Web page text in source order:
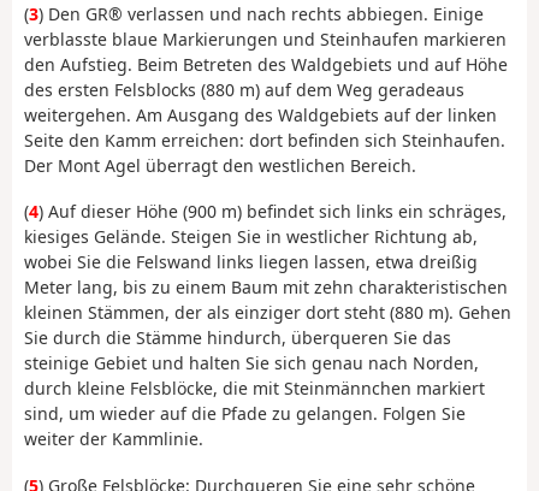
(3) Den GR® verlassen und nach rechts abbiegen. Einige
verblasste blaue Markierungen und Steinhaufen markieren
den Aufstieg. Beim Betreten des Waldgebiets und auf Höhe
des ersten Felsblocks (880 m) auf dem Weg geradeaus
weitergehen. Am Ausgang des Waldgebiets auf der linken
Seite den Kamm erreichen: dort befinden sich Steinhaufen.
Der Mont Agel überragt den westlichen Bereich.
(4) Auf dieser Höhe (900 m) befindet sich links ein schräges,
kiesiges Gelände. Steigen Sie in westlicher Richtung ab,
wobei Sie die Felswand links liegen lassen, etwa dreißig
Meter lang, bis zu einem Baum mit zehn charakteristischen
kleinen Stämmen, der als einziger dort steht (880 m). Gehen
Sie durch die Stämme hindurch, überqueren Sie das
steinige Gebiet und halten Sie sich genau nach Norden,
durch kleine Felsblöcke, die mit Steinmännchen markiert
sind, um wieder auf die Pfade zu gelangen. Folgen Sie
weiter der Kammlinie.
(5) Große Felsblöcke: Durchqueren Sie eine sehr schöne